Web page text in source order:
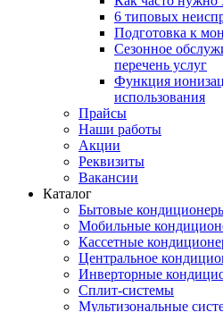
6 типовых
Подготовка к
Сезонное
перечень услуг
Функция
использования
Прайсы
Наши работы
Акции
Реквизиты
Вакансии
Каталог
Бытовые
Мобильные
Кассетные
Центральное
Инверторные
Сплит-системы
Мультизональные